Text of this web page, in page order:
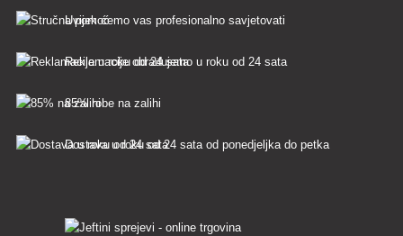
Uvijek ćemo vas profesionalno savjetovati
Reklamacije obrađujemo u roku od 24 sata
85% robe na zalihi
Dostava u roku od 24 sata od ponedjeljka do petka